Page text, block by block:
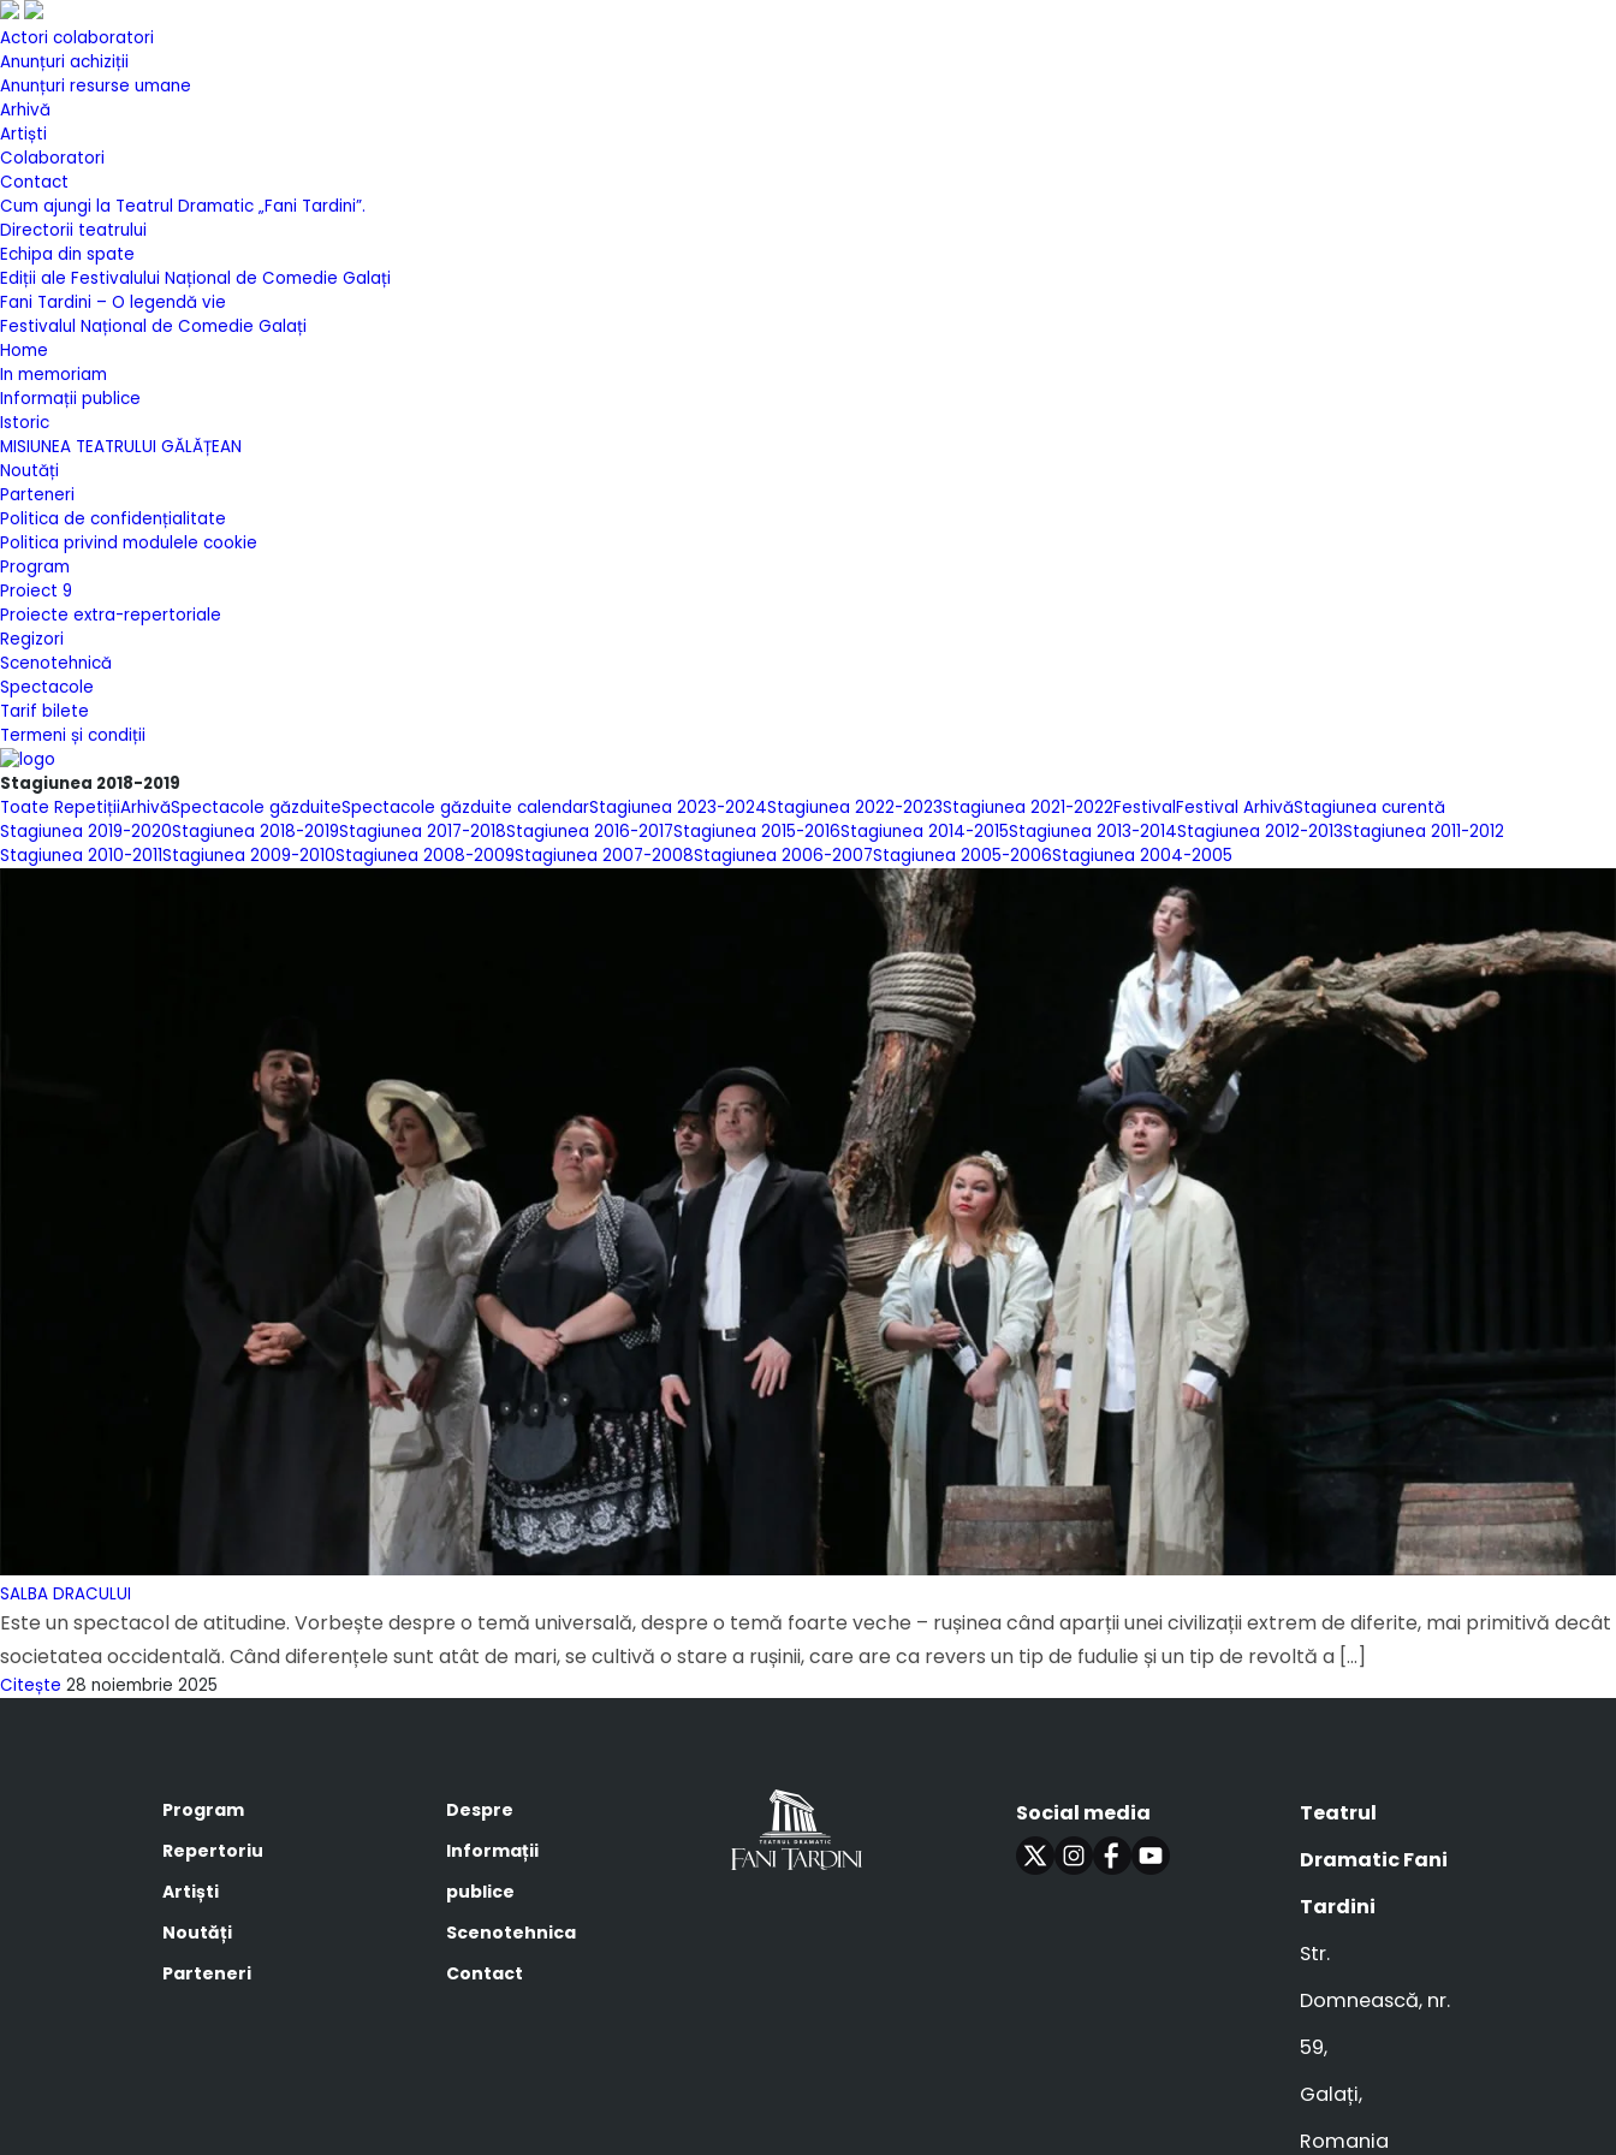
Actori colaboratori
Anunțuri achiziții
Anunțuri resurse umane
Arhivă
Artiști
Colaboratori
Contact
Cum ajungi la Teatrul Dramatic „Fani Tardini”.
Directorii teatrului
Echipa din spate
Ediții ale Festivalului Național de Comedie Galați
Fani Tardini – O legendă vie
Festivalul Național de Comedie Galați
Home
In memoriam
Informații publice
Istoric
MISIUNEA TEATRULUI GĂLĂȚEAN
Noutăți
Parteneri
Politica de confidențialitate
Politica privind modulele cookie
Program
Proiect 9
Proiecte extra-repertoriale
Regizori
Scenotehnică
Spectacole
Tarif bilete
Termeni și condiții
Stagiunea 2018-2019
Toate RepetițiiArhivăSpectacole găzduiteSpectacole găzduite calendarStagiunea 2023-2024Stagiunea 2022-2023Stagiunea 2021-2022FestivalFestival ArhivăStagiunea curentă
Stagiunea 2019-2020Stagiunea 2018-2019Stagiunea 2017-2018Stagiunea 2016-2017Stagiunea 2015-2016Stagiunea 2014-2015Stagiunea 2013-2014Stagiunea 2012-2013Stagiunea 2011-2012
Stagiunea 2010-2011Stagiunea 2009-2010Stagiunea 2008-2009Stagiunea 2007-2008Stagiunea 2006-2007Stagiunea 2005-2006Stagiunea 2004-2005
SALBA DRACULUI
Este un spectacol de atitudine. Vorbește despre o temă universală, despre o temă foarte veche – rușinea când aparții unei civilizații extrem de diferite, mai primitivă decât
societatea occidentală. Când diferențele sunt atât de mari, se cultivă o stare a rușinii, care are ca revers un tip de fudulie și un tip de revoltă a […]
Citește 28 noiembrie 2025
Program
Repertoriu
Artiști
Noutăți
Parteneri
Despre
Informații
publice
Scenotehnica
Contact
Social media
Teatrul
Dramatic Fani
Tardini
Str.
Domnească, nr.
59,
Galați,
Romania